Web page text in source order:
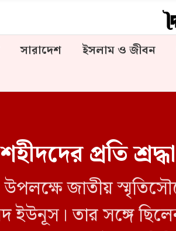
সারাদেশ ইসলাম ও জীবন
প্রতি
জাতীয়
ইউনূস। তার সঙ্গে